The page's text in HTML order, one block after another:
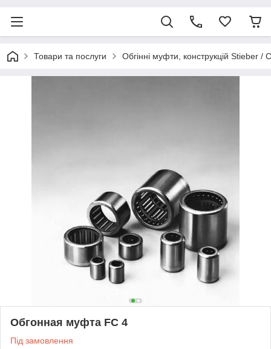
Товари та послуги Обгінні муфти, конструкцій Stieber /
Обгонная муфта FC 4
Під замовлення